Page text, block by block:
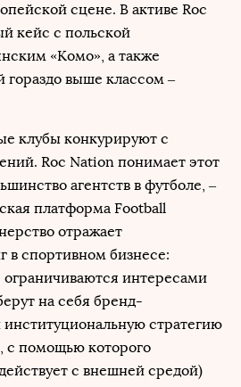
сцене. В активе Roc
кейс с польской
«Комо», а также
гораздо выше классом –
клубы конкурируют с
Roc Nation понимает этот
агентств в футболе, –
платформа Football
отражает
в спортивном бизнесе:
ограничиваются интересами
на себя бренд-
стратегию
с помощью которого
с внешней средой)